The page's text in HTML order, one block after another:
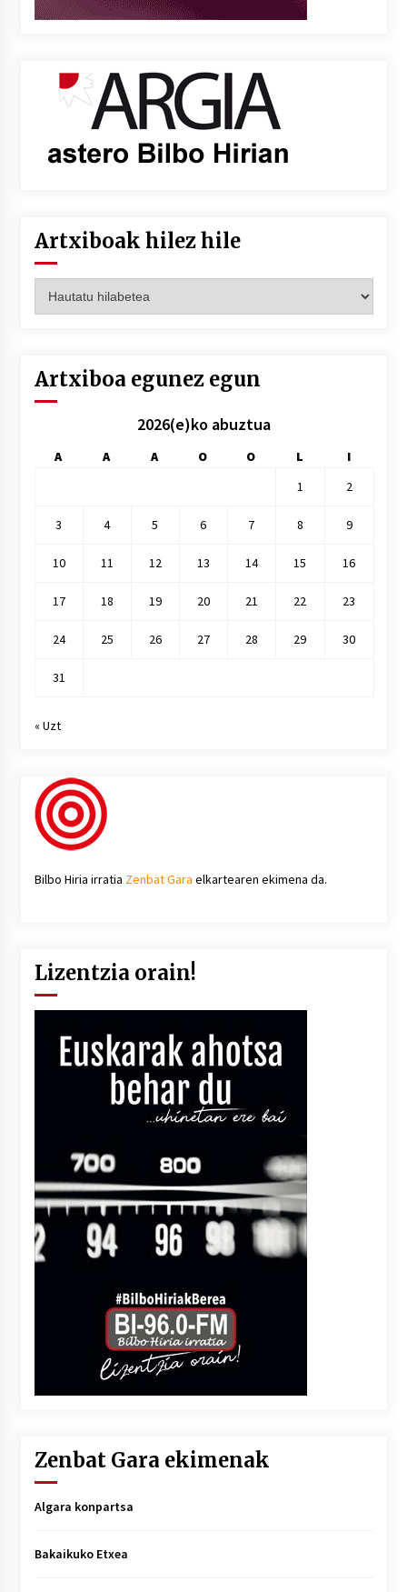
Artxiboak hilez hile
hilez
Artxiboa egunez egun
2026(e)ko abuztua
A A A O O L
I
1
2
3 4 5 6 7 8 9
10 11 12 13 14 15 16
17 18 19 20 21 22 23
24 25 26 27 28 29 30
31
« Uzt
Bilbo Hiria irratia Zenbat Gara elkartearen ekimena da.
Lizentzia orain!
Zenbat Gara ekimenak
Algara konpartsa
Bakaikuko Etxea